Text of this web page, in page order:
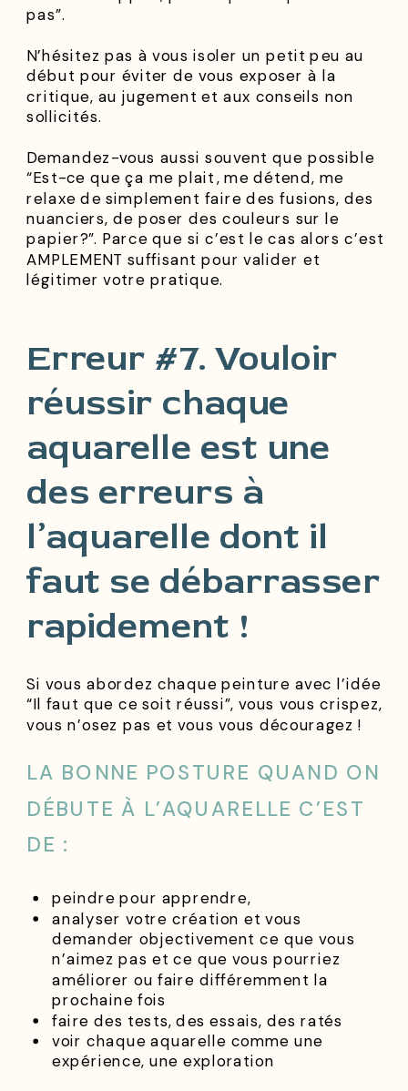
pas”.
N’hésitez pas à vous isoler un petit peu au
début pour éviter de vous exposer à la
critique, au jugement et aux conseils non
sollicités.
Demandez-vous aussi souvent que possible
“Est-ce que ça me plait, me détend, me
relaxe de simplement faire des fusions, des
nuanciers, de poser des couleurs sur le
papier?”. Parce que si c’est le cas alors c’est
AMPLEMENT suffisant pour valider et
légitimer votre pratique.
Erreur #7. Vouloir
réussir chaque
aquarelle est une
des erreurs à
l’aquarelle dont il
faut se débarrasser
rapidement !
Si vous abordez chaque peinture avec l’idée
“Il faut que ce soit réussi”, vous vous crispez,
vous n’osez pas et vous vous découragez !
LA BONNE POSTURE QUAND ON
DÉBUTE À L’AQUARELLE C’EST
DE :
peindre pour apprendre,
analyser votre création et vous
demander objectivement ce que vous
n’aimez pas et ce que vous pourriez
améliorer ou faire différemment la
prochaine fois
faire des tests, des essais, des ratés
voir chaque aquarelle comme une
expérience, une exploration